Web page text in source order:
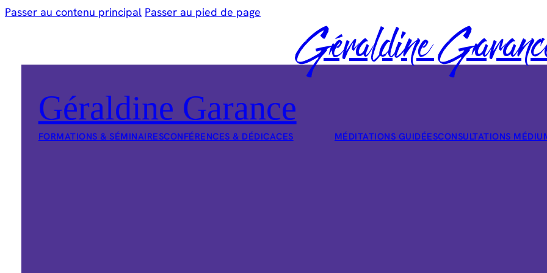
Passer au contenu principal Passer au pied de page
Géraldine
Géraldine Garance
FORMATIONS & SÉMINAIRESCONFÉRENCES & DÉDICACES MÉDITATIONS GUIDÉESCONSULTATIONS